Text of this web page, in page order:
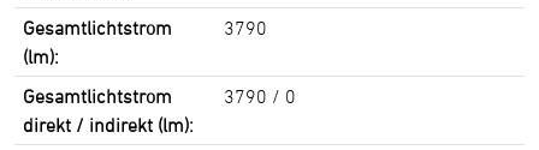
Gesamtlichtstrom
(lm):
3790
Gesamtlichtstrom
direkt / indirekt (lm):
3790 / 0